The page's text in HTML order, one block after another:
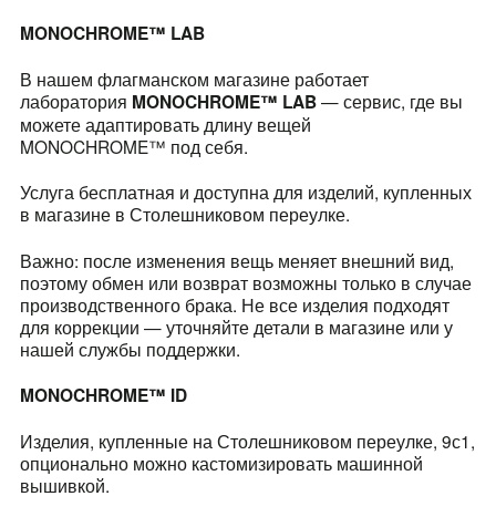
MONOCHROME™ LAB
В нашем флагманском магазине работает
лаборатория MONOCHROME™ LAB— сервис, где вы
можете адаптировать длину вещей
MONOCHROME™ под себя.
Услуга бесплатная и доступна для изделий, купленных
в магазине в Столешниковом переулке.
Важно: после изменения вещь меняет внешний вид,
поэтому обмен или возврат возможны только в случае
производственного брака. Не все изделия подходят
для коррекции — уточняйте детали в магазине или у
нашей службы поддержки.
MONOCHROME™ ID
Изделия, купленные на Столешниковом переулке, 9с1,
опционально можно кастомизировать машинной
вышивкой.
(Белье & Купальники)
(Аксессуары)
(Обувь)
(Lifestyle)
покупателям
Мобильное
Газпром Бонус
компания
Офлайн магазины